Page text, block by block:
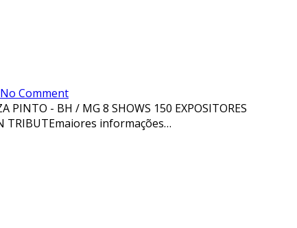
No Comment
PINTO - BH / MG 8 SHOWS 150 EXPOSITORES
TRIBUTEmaiores informações…